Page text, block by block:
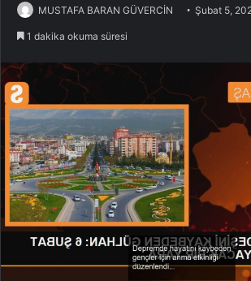
MUSTAFA BARAN GÜVERCİN Şubat 5,
1 dakika okuma süresi